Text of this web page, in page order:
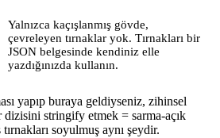
Yalnızca kaçışlanmış gövde,
çevreleyen tırnaklar yok. Tırnakları bir
JSON belgesinde kendiniz elle
yazdığınızda kullanın.
yapıp buraya geldiyseniz, zihinsel
stringify etmek = sarma-açık
tırnakları soyulmuş aynı şeydir.